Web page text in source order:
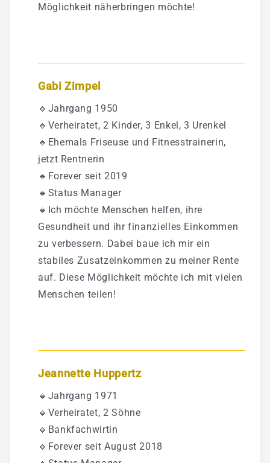
Möglichkeit näherbringen möchte!
Gabi Zimpel
🔸Jahrgang 1950
🔸Verheiratet, 2 Kinder, 3 Enkel, 3 Urenkel
🔸Ehemals Friseuse und Fitnesstrainerin,
jetzt Rentnerin
🔸Forever seit 2019
🔸Status Manager
🔸Ich möchte Menschen helfen, ihre
Gesundheit und ihr finanzielles Einkommen
zu verbessern. Dabei baue ich mir ein
stabiles Zusatzeinkommen zu meiner Rente
auf. Diese Möglichkeit möchte ich mit vielen
Menschen teilen!
Jeannette Huppertz
🔸Jahrgang 1971
🔸Verheiratet, 2 Söhne
🔸Bankfachwirtin
🔸Forever seit August 2018